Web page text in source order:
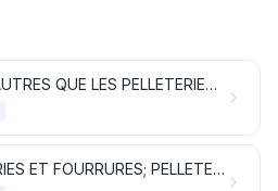
PEAUX (AUTRES QUE LES PELLETERIES) ET CUIRS
PELLETERIES ET FOURRURES; PELLETERIES FACTICES